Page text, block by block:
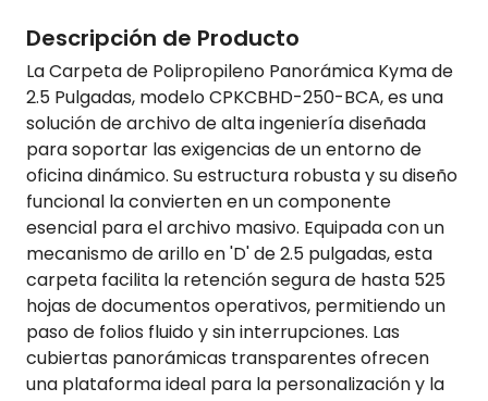
Descripción de Producto
La Carpeta de Polipropileno Panorámica Kyma de
2.5 Pulgadas, modelo CPKCBHD-250-BCA, es una
solución de archivo de alta ingeniería diseñada
para soportar las exigencias de un entorno de
oficina dinámico. Su estructura robusta y su diseño
funcional la convierten en un componente
esencial para el archivo masivo. Equipada con un
mecanismo de arillo en 'D' de 2.5 pulgadas, esta
carpeta facilita la retención segura de hasta 525
hojas de documentos operativos, permitiendo un
paso de folios fluido y sin interrupciones. Las
cubiertas panorámicas transparentes ofrecen
una plataforma ideal para la personalización y la